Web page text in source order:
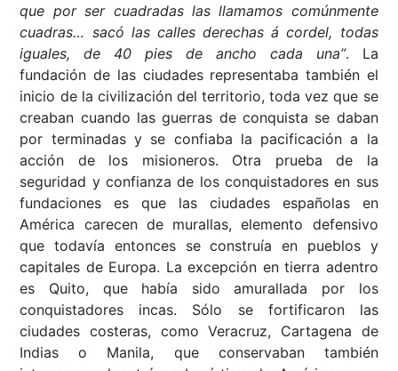
que por ser cuadradas las llamamos comúnmente
cuadras… sacó las calles derechas á cordel, todas
iguales, de 40 pies de ancho cada una”. La
fundación de las ciudades representaba también el
inicio de la civilización del territorio, toda vez que se
creaban cuando las guerras de conquista se daban
por terminadas y se confiaba la pacificación a la
acción de los misioneros. Otra prueba de la
seguridad y confianza de los conquistadores en sus
fundaciones es que las ciudades españolas en
América carecen de murallas, elemento defensivo
que todavía entonces se construía en pueblos y
capitales de Europa. La excepción en tierra adentro
es Quito, que había sido amurallada por los
conquistadores incas. Sólo se fortificaron las
ciudades costeras, como Veracruz, Cartagena de
Indias o Manila, que conservaban también